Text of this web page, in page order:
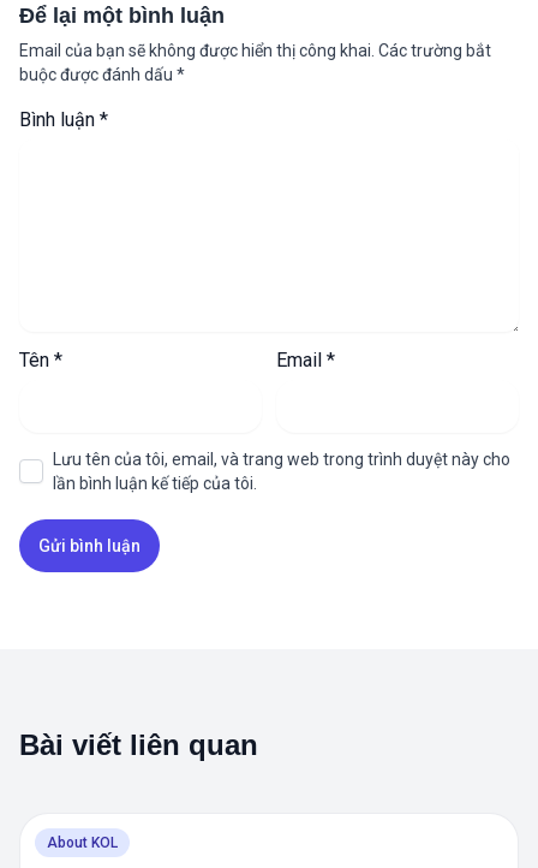
Để lại một bình luận
Email của bạn sẽ không được hiển thị công khai. Các trường bắt
buộc được đánh dấu *
Bình luận *
Tên * Email *
Lưu tên của tôi, email, và trang web trong trình duyệt này cho
lần bình luận kế tiếp của tôi.
Bài viết liên quan
About KOL